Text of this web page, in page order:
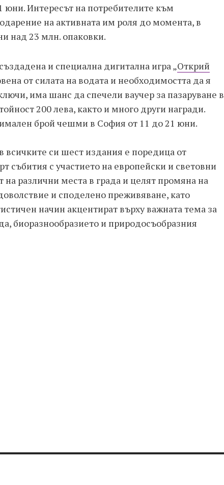
юни. Интересът на потребителите към
на активната им роля до момента, в
над 23 млн. опаковки.
и специална дигитална игра „Открий
от силата на водата и необходимостта да я
има шанс да спечели ваучер за пазаруване в
200 лева, както и много други награди.
брой чешми в София от 11 до 21 юни.
всичките си шест издания е поредица от
събития с участието на европейски и световни
на различни места в града и целят промяна на
и споделено преживяване, като
начин акцентират върху важната тема за
биоразнообразието и природосъобразния